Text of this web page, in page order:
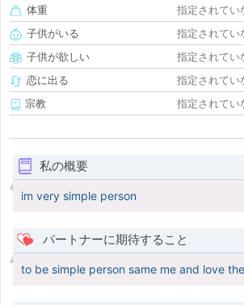
体重
指定されてい
子供がいる
指定されてい
子供が欲しい
指定されてい
恋に出る
指定されてい
宗教
指定されてい
私の概要
im very simple person
パートナーに期待すること
to be simple person same me and love